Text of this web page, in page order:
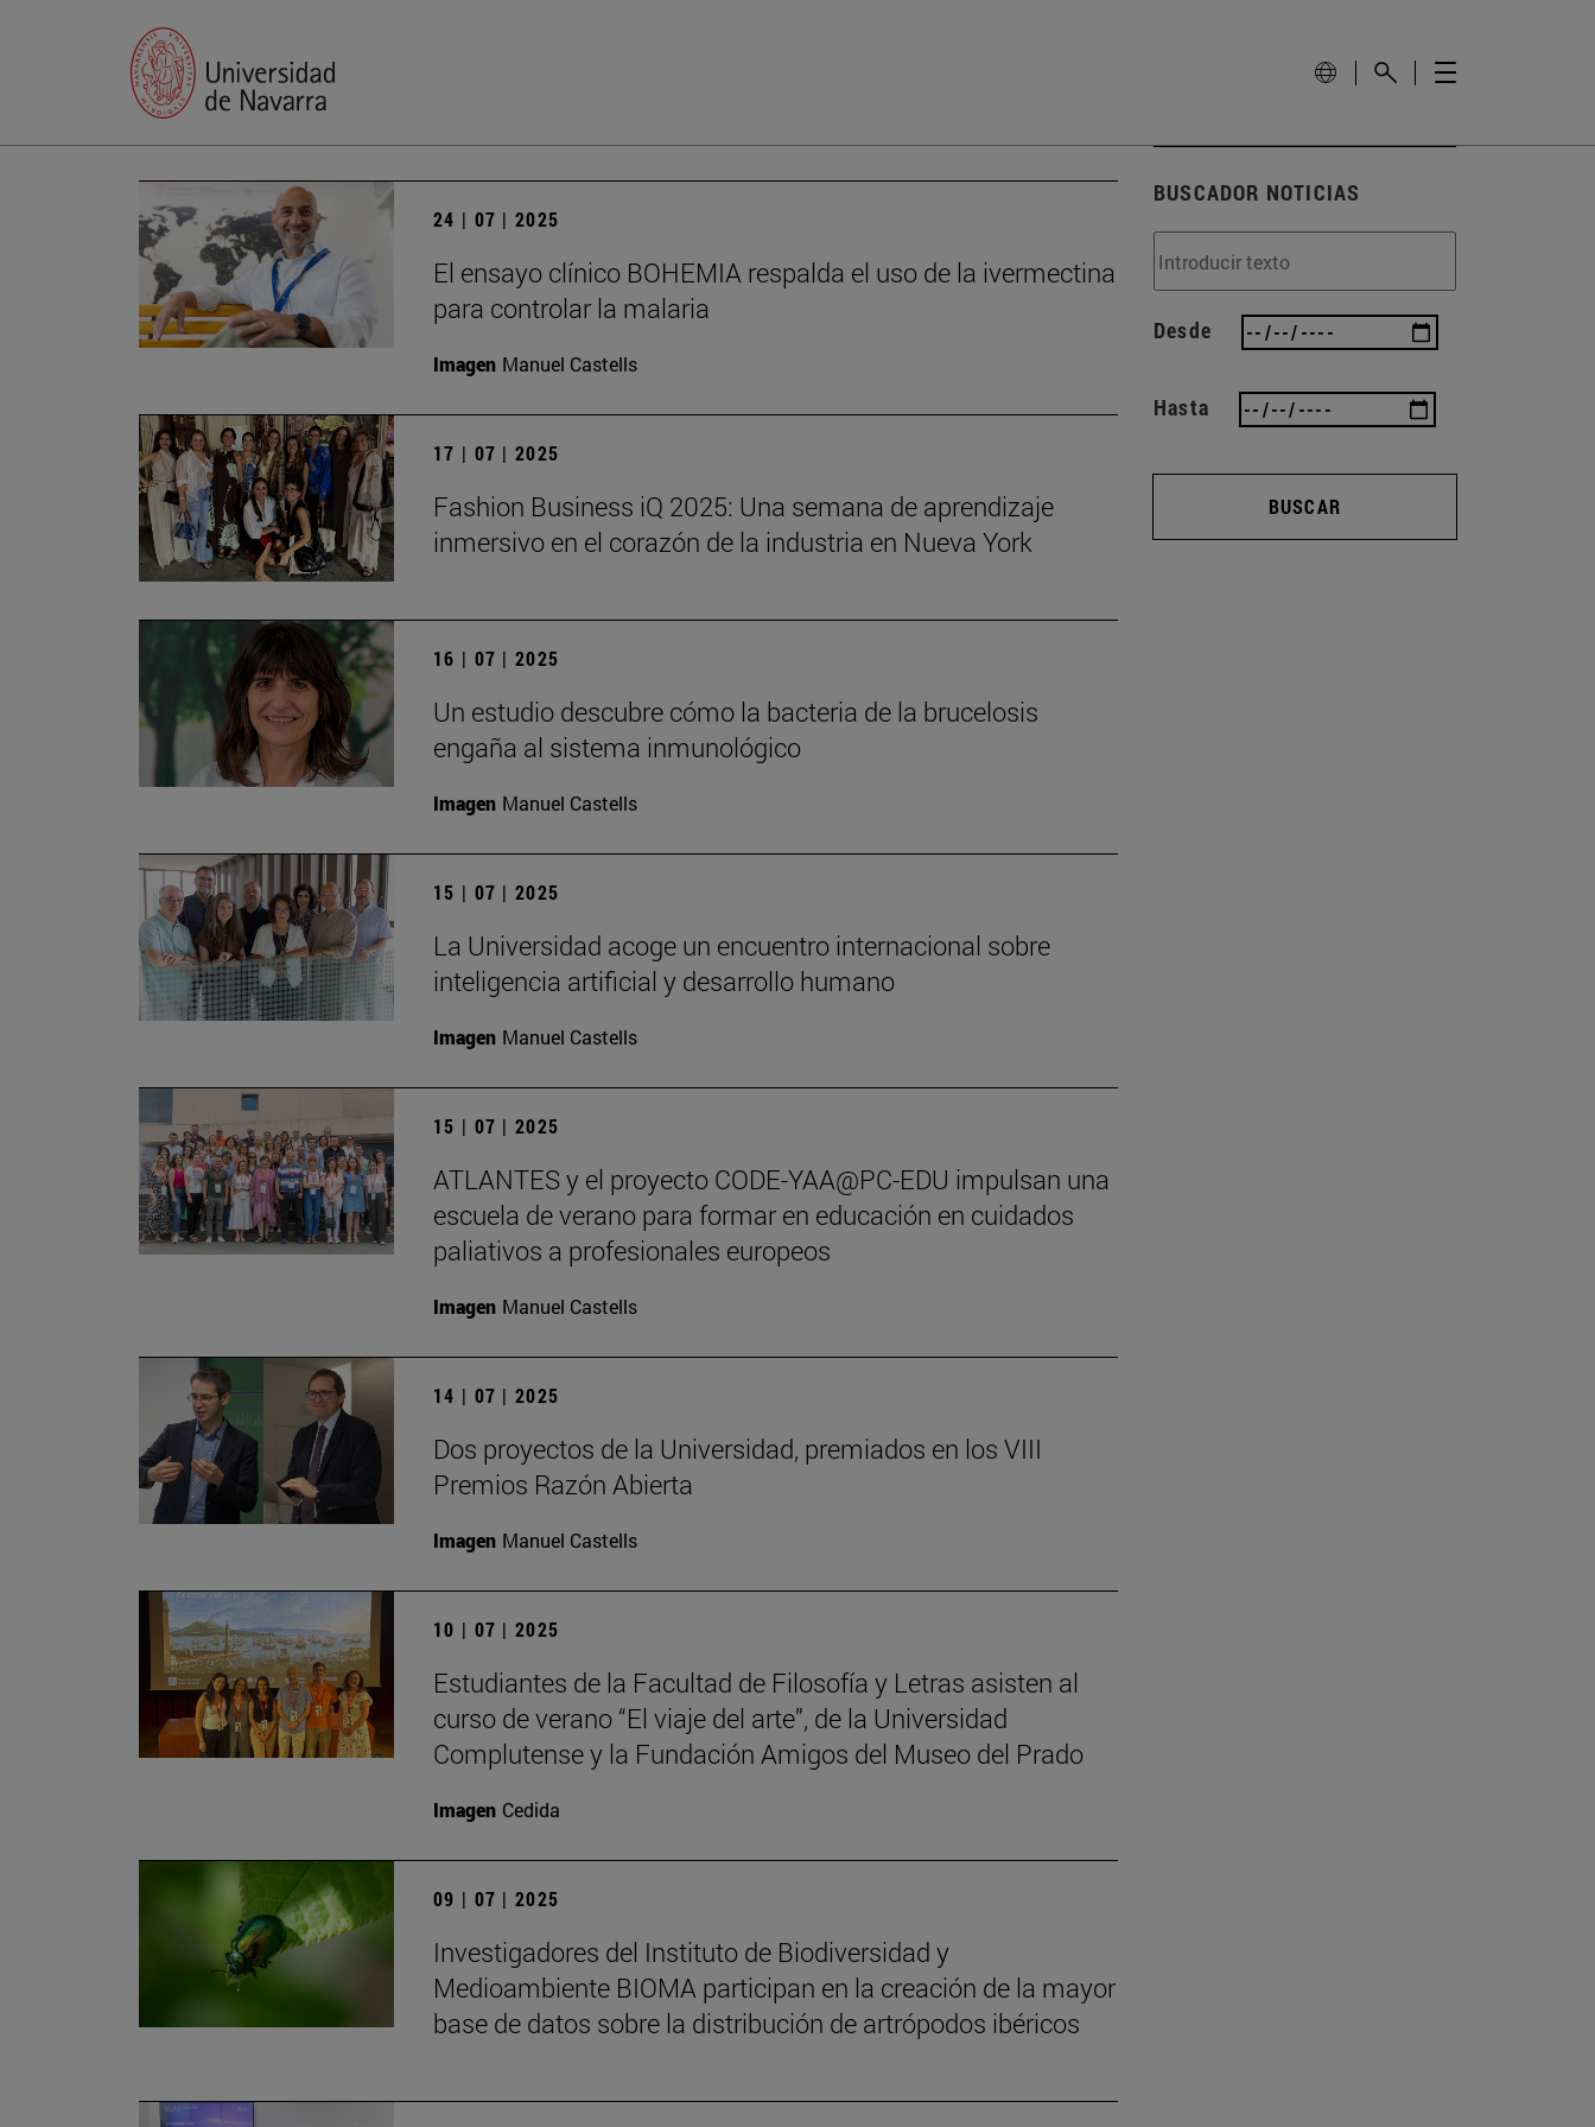
24 | 07 | 2025
El ensayo clínico BOHEMIA respalda el uso de la ivermectina
para controlar la malaria
Imagen Manuel Castells
17 | 07 | 2025
Fashion Business iQ 2025: Una semana de aprendizaje
inmersivo en el corazón de la industria en Nueva York
16 | 07 | 2025
Un estudio descubre cómo la bacteria de la brucelosis
engaña al sistema inmunológico
Imagen Manuel Castells
15 | 07 | 2025
La Universidad acoge un encuentro internacional sobre
inteligencia artificial y desarrollo humano
Imagen Manuel Castells
15 | 07 | 2025
ATLANTES y el proyecto CODE-YAA@PC-EDU impulsan una
escuela de verano para formar en educación en cuidados
paliativos a profesionales europeos
Imagen Manuel Castells
14 | 07 | 2025
Dos proyectos de la Universidad, premiados en los VIII
Premios Razón Abierta
Imagen Manuel Castells
10 | 07 | 2025
Estudiantes de la Facultad de Filosofía y Letras asisten al
curso de verano “El viaje del arte”, de la Universidad
Complutense y la Fundación Amigos del Museo del Prado
Imagen Cedida
09 | 07 | 2025
Investigadores del Instituto de Biodiversidad y
Medioambiente BIOMA participan en la creación de la mayor
base de datos sobre la distribución de artrópodos ibéricos
BUSCADOR NOTICIAS
Desde
Hasta
BUSCAR